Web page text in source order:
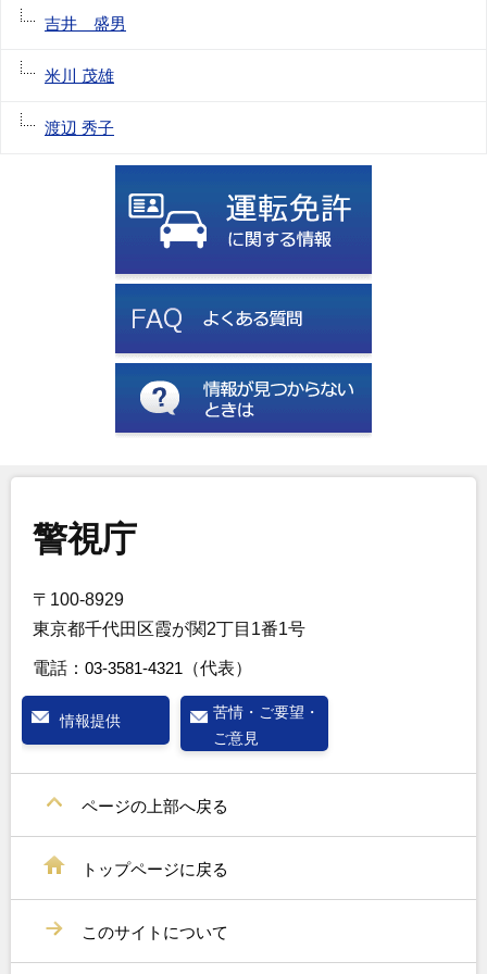
吉井 盛男
米川 茂雄
渡辺 秀子
警視庁
〒100-8929
東京都千代田区霞が関2丁目1番1号
電話： 03-3581-4321 （代表）
情報提供
苦情・ご要望・
ご意見
ページの上部へ戻る
トップページに戻る
このサイトについて